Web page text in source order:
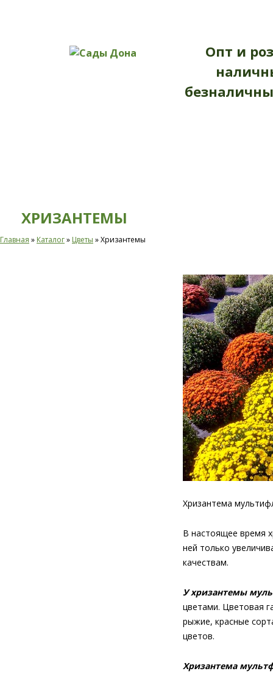
Опт и
ХРИЗАНТЕМЫ
Главная » Каталог» Цветы »Хризантемы
Хризантема
В настоящее время
ней только
качествам.
У хризантемы
цветами. Цветовая
рыжие, красные
цветов.
Хризантема